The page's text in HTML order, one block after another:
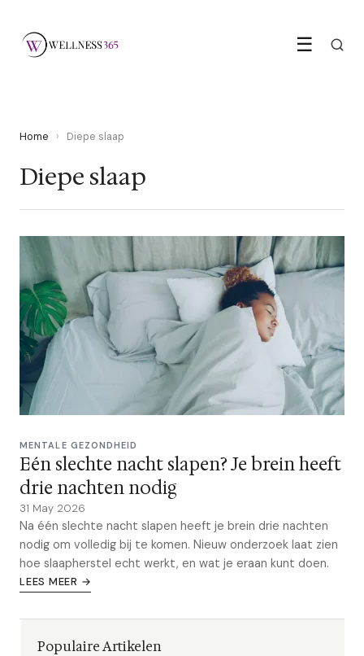
☰
Home › Diepe slaap
Diepe slaap
MENTALE GEZONDHEID
Eén slechte nacht slapen? Je brein heeft
drie nachten nodig
31 May 2026
Na één slechte nacht slapen heeft je brein drie nachten
nodig om volledig bij te komen. Nieuw onderzoek laat zien
hoe slaapherstel echt werkt, en wat je eraan kunt doen.
LEES MEER →
Populaire Artikelen